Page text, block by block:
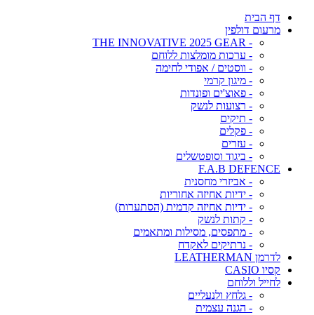
דף הבית
מרעום דולפין
- THE INNOVATIVE 2025 GEAR
- ערכות מומלצות ללוחם
- ווסטים / אפודי לחימה
- מיגון קרמי
- פאוצ'ים ופונדות
- רצועות לנשק
- תיקים
- פקלים
- עזרים
- ביגוד וסופטשלים
F.A.B DEFENCE
- אביזרי מחסנית
- ידיות אחיזה אחוריות
- ידיות אחיזה קדמית (הסתערות)
- קתות לנשק
- מתפסים, מסילות ומתאמים
- נרתיקים לאקדח
לדרמן LEATHERMAN
קסיו CASIO
לחייל וללוחם
- גלחץ ולנעליים
- הגנה עצמית